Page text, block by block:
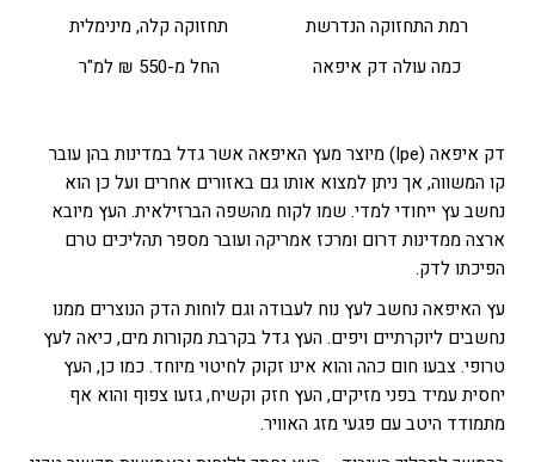
רמת התחזוקה הנדרשת
תחזוקה קלה, מינימלית
כמה עולה דק איפאה
החל מ-550 ₪ למ"ר
דק איפאה (Ipe) מיוצר מעץ האיפאה אשר גדל במדינות בהן עובר
קו המשווה, אך ניתן למצוא אותו גם באזורים אחרים ועל כן הוא
נחשב עץ ייחודי למדי. שמו לקוח מהשפה הברזילאית. העץ מיובא
ארצה ממדינות דרום ומרכז אמריקה ועובר מספר תהליכים טרם
הפיכתו לדק.
עץ האיפאה נחשב לעץ נוח לעבודה וגם לוחות הדק הנוצרים ממנו
נחשבים ליוקרתיים ויפים. העץ גדל בקרבת מקורות מים, כיאה לעץ
טרופי. צבעו חום כהה והוא אינו זקוק לחיטוי מיוחד. כמו כן, העץ
יחסית עמיד בפני מזיקים, העץ חזק וקשיח, גזעו צפוף והוא אף
מתמודד היטב עם פגעי מזג האוויר.